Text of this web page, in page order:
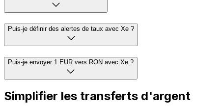
Puis-je définir des alertes de taux avec Xe ?
Puis-je envoyer 1 EUR vers RON avec Xe ?
Simplifier les transferts d'argent